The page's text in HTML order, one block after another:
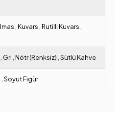
Kuvars Rutilli Kuvars
Gri Nötr (Renksiz) Sütlü Kahve
Soyut Figür